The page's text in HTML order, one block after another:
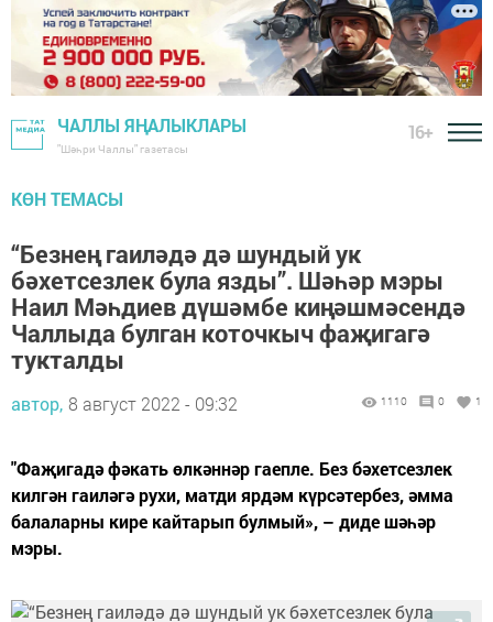
ЧАЛЛЫ ЯҢАЛЫКЛАРЫ
"Шәһри Чаллы" газетасы
16+
КӨН ТЕМАСЫ
“Безнең гаиләдә дә шундый ук
бәхетсезлек була язды”. Шәһәр мэры
Наил Мәһдиев дүшәмбе киңәшмәсендә
Чаллыда булган коточкыч фаҗигагә
тукталды
автор, 8 август 2022 - 09:32 1110 0 1
"Фаҗигадә фәкать өлкәннәр гаепле. Без бәхетсезлек
килгән гаиләгә рухи, матди ярдәм күрсәтербез, әмма
балаларны кире кайтарып булмый», – диде шәһәр
мэры.